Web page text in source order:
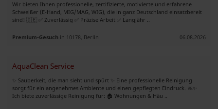
Wir bieten Ihnen professionelle, zertifizierte, motivierte und erfahrene
Schweißer (E-Hand, MIG/MAG, WIG), die in ganz Deutschland einsatzbereit
sind! 🇩🇪 ✅ Zuverlässig ✅ Präzise Arbeit ✅ Langjähr ..
Premium-Gesuch in 10178, Berlin 06.08.2026
AquaClean Service
✨ Sauberkeit, die man sieht und spürt ✨ Eine professionelle Reinigung
sorgt für ein angenehmes Ambiente und einen gepflegten Eindruck. 🧼✨
Ich biete zuverlässige Reinigung für: 🏠 Wohnungen & Häu ..